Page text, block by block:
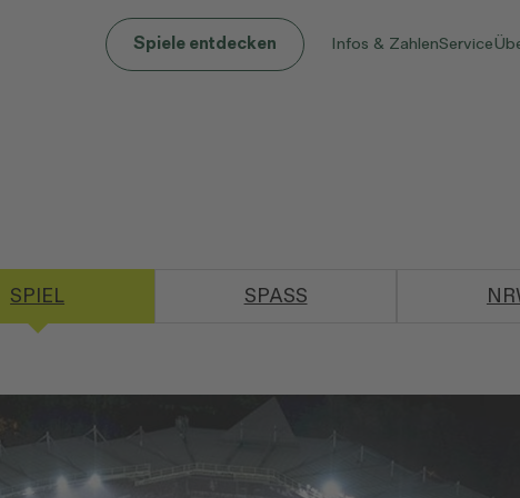
Spiele entdecken Infos & ZahlenService
SPIEL SPASS